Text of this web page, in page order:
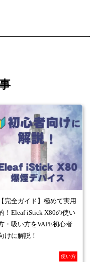
【完全ガイド】極めて実用
！Eleaf iStick X80の使い
・吸い方をVAPE初心者
けに解説！
使い方